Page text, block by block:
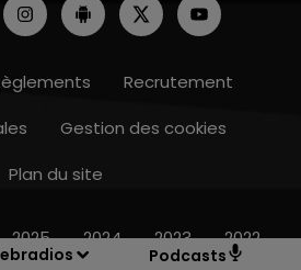
Podcasts
Recrutement
Gestion des cookies
Plan du site
2025 2024 2023 2022